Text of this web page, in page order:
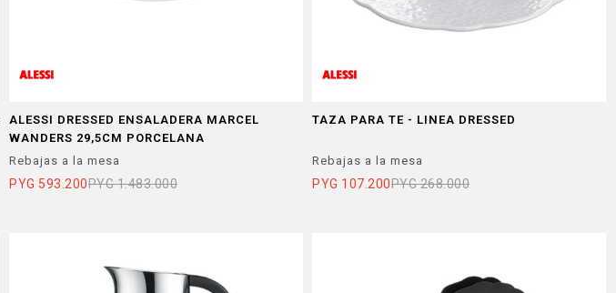
ALESSI DRESSED ENSALADERA MARCEL
WANDERS 29,5CM PORCELANA
Rebajas a la mesa
PYG 593.200PYG 1.483.000
TAZA PARA TE - LINEA DRESSED
Rebajas a la mesa
PYG 107.200PYG 268.000